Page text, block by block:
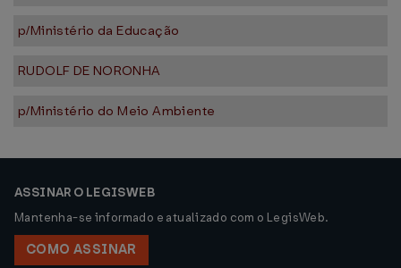
p/Ministério da Educação
RUDOLF DE NORONHA
p/Ministério do Meio Ambiente
ASSINAR O LEGISWEB
Mantenha-se informado e atualizado com o LegisWeb.
COMO ASSINAR